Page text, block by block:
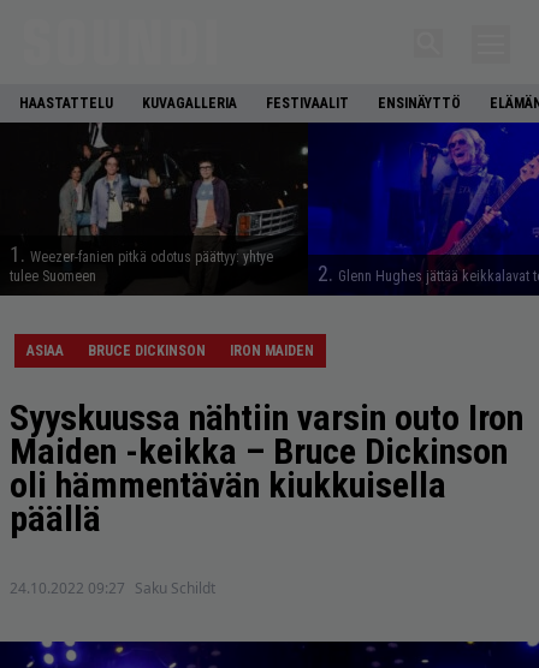
HAASTATTELU KUVAGALLERIA FESTIVAALIT ENSINÄYTTÖ
1. Weezer-fanien pitkä odotus päättyy: yhtye
tulee Suomeen
2. Glenn Hughes jättää keikkalavat
ASIAA BRUCE DICKINSON IRON MAIDEN
Syyskuussa nähtiin varsin outo Iron
Maiden -keikka – Bruce Dickinson
oli hämmentävän kiukkuisella
päällä
24.10.2022 09:27 Saku Schildt